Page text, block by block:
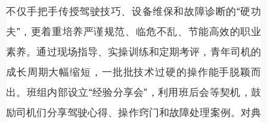
不仅手把手传授驾驶技巧、设备维保和故障诊断的“硬功
夫”，更着重培养严谨规范、临危不乱、节能高效的职业
素养。通过现场指导、实操训练和定期考评，青年司机的
成长周期大幅缩短，一批批技术过硬的操作能手脱颖而
出。班组内部设立“经验分享会”，利用班后会等契机，鼓
励司机们分享驾驶心得、操作窍门和故障处理案例。对典